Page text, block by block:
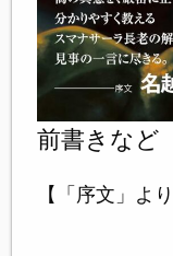
前書きなど
【「序文」よ